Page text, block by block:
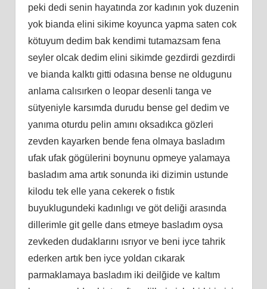
peki dedi senin hayatında zor kadının yok duzenin
yok bianda elini sikime koyunca yapma saten cok
kötuyum dedim bak kendimi tutamazsam fena
seyler olcak dedim elini sikimde gezdirdi gezdirdi
ve bianda kalktı gitti odasına bense ne oldugunu
anlama calısırken o leopar desenli tanga ve
sütyeniyle karsımda durudu bense gel dedim ve
yanıma oturdu pelin amını oksadıkca gözleri
zevden kayarken bende fena olmaya basladım
ufak ufak gögülerini boynunu opmeye yalamaya
basladım ama artık sonunda iki dizimin ustunde
kilodu tek elle yana cekerek o fıstık
buyuklugundeki kadınlıgı ve göt deliği arasında
dillerimle git gelle dans etmeye basladım oysa
zevkeden dudaklarını ısrıyor ve beni iyce tahrik
ederken artık ben iyce yoldan cıkarak
parmaklamaya basladım iki deilğide ve kaltım